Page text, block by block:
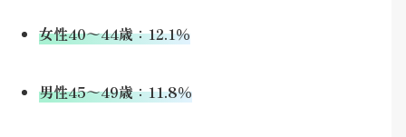
女性40～44歳：12.1％
男性45～49歳：11.8％